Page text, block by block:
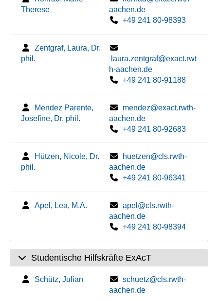
Therese
aachen.de
+49 241 80-98393
Zentgraf, Laura, Dr.
phil.
laura.zentgraf@exact.rwt
h-aachen.de
+49 241 80-91188
Mendez Parente,
Josefine, Dr. phil.
mendez@exact.rwth-
aachen.de
+49 241 80-92683
Hützen, Nicole, Dr.
phil.
huetzen@cls.rwth-
aachen.de
+49 241 80-96341
Apel, Lea, M.A.
apel@cls.rwth-
aachen.de
+49 241 80-98394
Studentische Hilfskräfte ExAcT
Schütz, Julian
schuetz@cls.rwth-
aachen.de